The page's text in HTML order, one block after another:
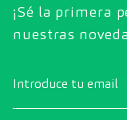
¡Sé la primera
nuestras
Introduce tu email